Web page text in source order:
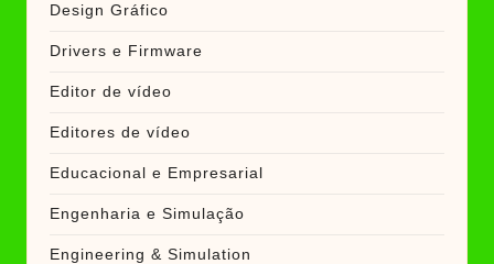
Design Gráfico
Drivers e Firmware
Editor de vídeo
Editores de vídeo
Educacional e Empresarial
Engenharia e Simulação
Engineering & Simulation